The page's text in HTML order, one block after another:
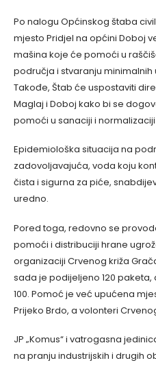
Po nalogu Općinskog štaba
mjesto Pridjel na općini Doboj
mašina koje će pomoći u
područja i stvaranju minimalnih
Takođe, Štab će uspostaviti
Maglaj i Doboj kako bi se
pomoći u sanaciji i
Epidemiološka situacija na
zadovoljavajuća, voda koju
čista i sigurna za piće,
uredno.
Pored toga, redovno se
pomoći i distribuciji hrane
organizaciji Crvenog križa
sada je podijeljeno 120
100. Pomoć je već upućena
Prijeko Brdo, a volonteri
JP „Komus“ i vatrogasna
na pranju industrijskih i drugih